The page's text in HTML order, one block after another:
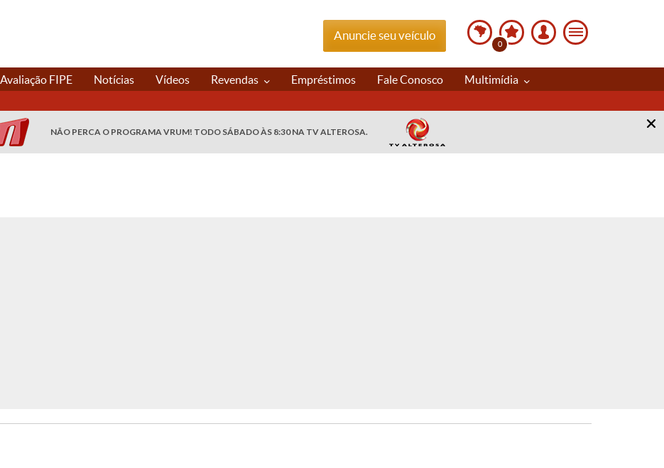
Anuncie seu veículo
0
Avaliação FIPE Notícias Vídeos Revendas Empréstimos Fale Conosco Multimídia
NÃO PERCA O PROGRAMA VRUM! TODO SÁBADO ÀS 8:30 NA TV ALTEROSA.